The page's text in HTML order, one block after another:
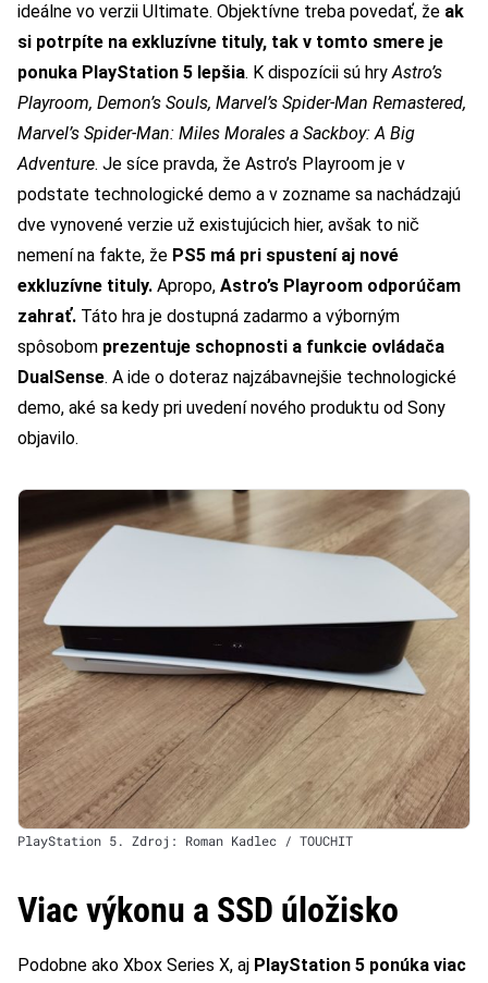
ideálne vo verzii Ultimate. Objektívne treba povedať, že ak
si potrpíte na exkluzívne tituly, tak v tomto smere je
ponuka PlayStation 5 lepšia. K dispozícii sú hryAstro’s
Playroom, Demon’s Souls, Marvel’s Spider-Man Remastered,
Marvel’s Spider-Man: Miles Morales a Sackboy: A Big
Adventure. Je síce pravda, že Astro’s Playroom je v
podstate technologické demo a v zozname sa nachádzajú
dve vynovené verzie už existujúcich hier, avšak to nič
nemení na fakte, že PS5 má pri spustení aj nové
exkluzívne tituly. Apropo, Astro’s Playroom odporúčam
zahrať. Táto hra je dostupná zadarmo a výborným
spôsobom prezentuje schopnosti a funkcie ovládača
DualSense. A ide o doteraz najzábavnejšie technologické
demo, aké sa kedy pri uvedení nového produktu od Sony
objavilo.
PlayStation 5. Zdroj: Roman Kadlec / TOUCHIT
Viac výkonu a SSD úložisko
Podobne ako Xbox Series X, aj PlayStation 5 ponúka viac